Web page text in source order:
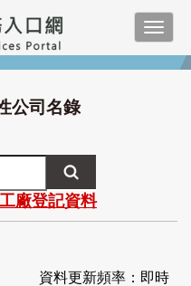
公司名錄
廠登記資料
資料更新頻率：即時